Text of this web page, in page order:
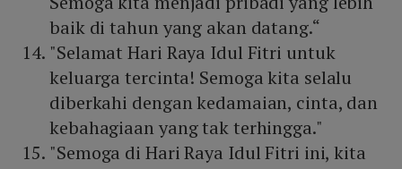
baik di tahun yang akan datang.“
"Selamat Hari Raya Idul Fitri untuk
keluarga tercinta! Semoga kita selalu
diberkahi dengan kedamaian, cinta, dan
kebahagiaan yang tak terhingga."
"Semoga di Hari Raya Idul Fitri ini, kita